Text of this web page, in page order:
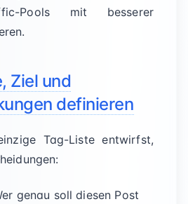
Pools mit besserer
Ziel und
definieren
Tag-Liste entwirfst,
genau soll diesen Post